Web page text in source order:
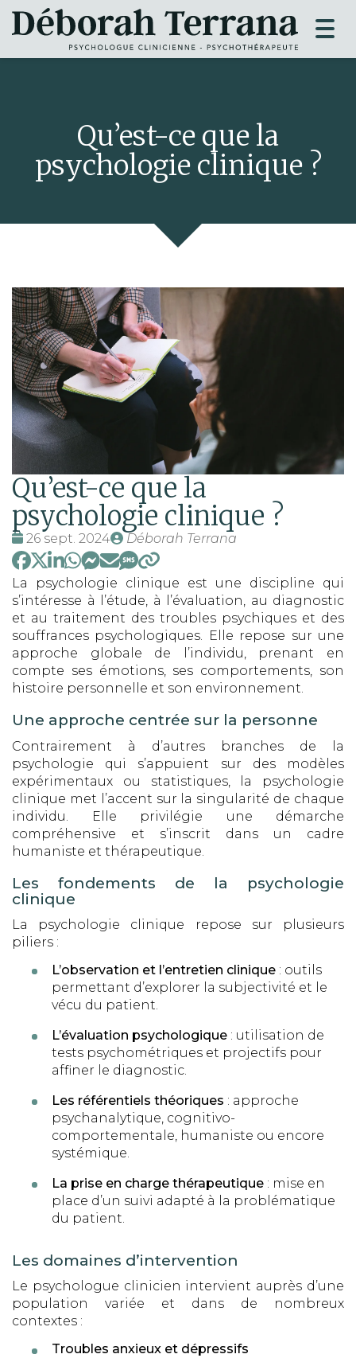
Qu’est-ce que la
psychologie clinique ?
Qu’est-ce que la
psychologie clinique ?
Date
:
26 sept. 2024
Publié
par
Déborah Terrana
La psychologie clinique est une discipline qui
s’intéresse à l’étude, à l’évaluation, au diagnostic
et au traitement des troubles psychiques et des
souffrances psychologiques. Elle repose sur une
approche globale de l’individu, prenant en
compte ses émotions, ses comportements, son
histoire personnelle et son environnement.
Une approche centrée sur la personne
Contrairement à d’autres branches de la
psychologie qui s’appuient sur des modèles
expérimentaux ou statistiques, la psychologie
clinique met l’accent sur la singularité de chaque
individu. Elle privilégie une démarche
compréhensive et s’inscrit dans un cadre
humaniste et thérapeutique.
Les fondements de la psychologie
clinique
La psychologie clinique repose sur plusieurs
piliers :
L’observation et l’entretien clinique : outils
permettant d’explorer la subjectivité et le
vécu du patient.
L’évaluation psychologique : utilisation de
tests psychométriques et projectifs pour
affiner le diagnostic.
Les référentiels théoriques : approche
psychanalytique, cognitivo-
comportementale, humaniste ou encore
systémique.
La prise en charge thérapeutique : mise en
place d’un suivi adapté à la problématique
du patient.
Les domaines d’intervention
Le psychologue clinicien intervient auprès d’une
population variée et dans de nombreux
contextes :
Troubles anxieux et dépressifs